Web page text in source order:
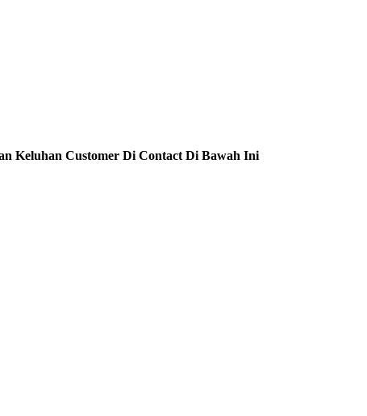
Keluhan Customer Di Contact Di Bawah Ini